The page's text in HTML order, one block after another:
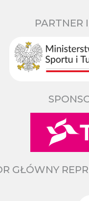
PARTNER
GŁÓWNY